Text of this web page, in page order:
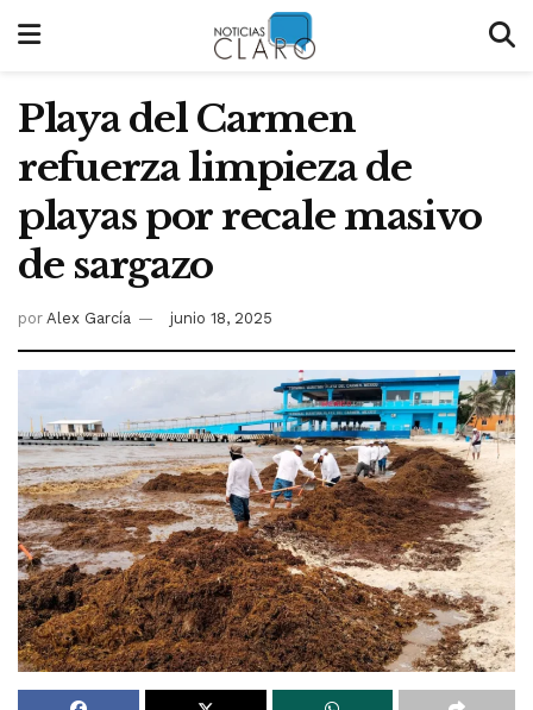
Playa del Carmen
refuerza limpieza de
playas por recale masivo
de sargazo
por Alex García junio 18, 2025